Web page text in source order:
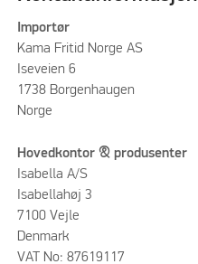
Importør
Kama Fritid Norge AS
Iseveien 6
1738 Borgenhaugen
Norge
Hovedkontor & produsenter
Isabella A/S
Isabellahøj 3
7100 Vejle
Denmark
VAT No: 87619117